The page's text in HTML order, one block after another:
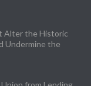
Alter the Historic
Undermine the